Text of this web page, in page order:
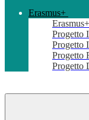
Erasmus+
Erasmus+
Progetto
Progetto
Progetto
Progetto